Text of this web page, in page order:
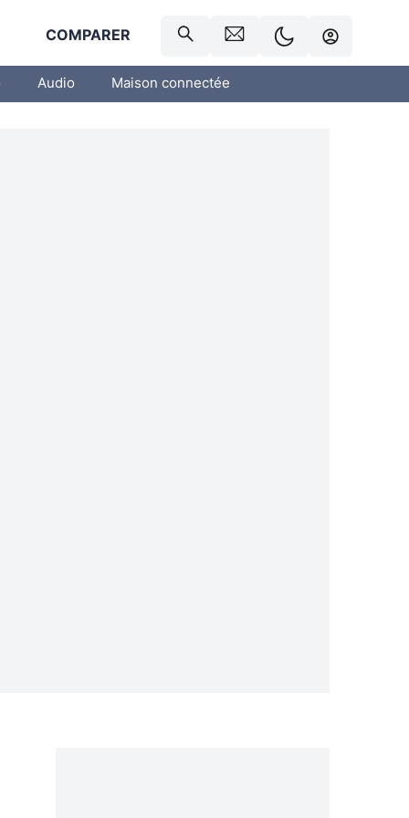
COMPARER
Audio Maison connectée